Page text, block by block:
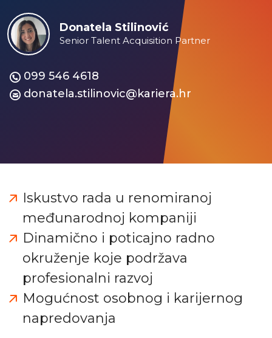
Donatela Stilinović
Senior Talent Acquisition Partner
099 546 4618
donatela.stilinovic@kariera.hr
Iskustvo rada u renomiranoj
međunarodnoj kompaniji
Dinamično i poticajno radno
okruženje koje podržava
profesionalni razvoj
Mogućnost osobnog i karijernog
napredovanja